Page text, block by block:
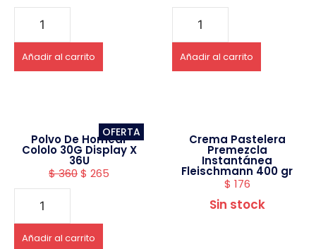
Añadir al carrito Añadir al carrito
OFERTA
Polvo De Hornear
Cololo 30G Display X
36U
$360$ 265
Añadir al carrito
Crema Pastelera
Premezcla
Instantánea
Fleischmann 400 gr
$ 176
Sin stock